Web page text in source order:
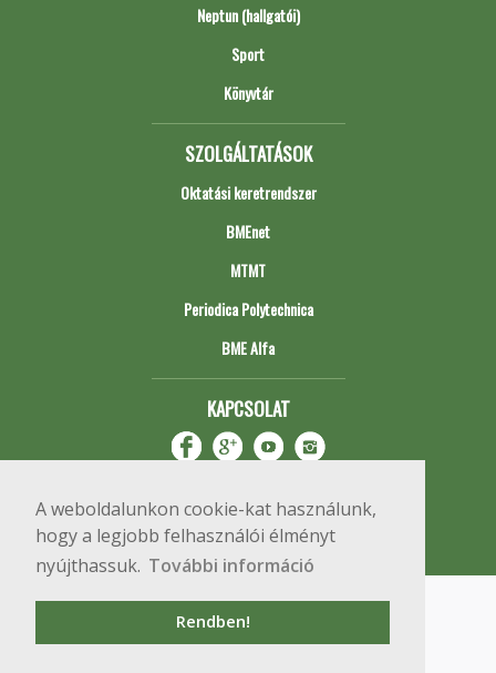
A weboldalunkon cookie-kat használunk,
hogy a legjobb felhasználói élményt
nyújthassuk. További információ
Rendben!
Neptun (hallgatói)
Sport
Könyvtár
SZOLGÁLTATÁSOK
Oktatási keretrendszer
BMEnet
MTMT
Periodica Polytechnica
BME Alfa
KAPCSOLAT
Copyright © 2020 BME Építőmérnöki Kar
1111 Budapest, Műegyetem rkp. 3.